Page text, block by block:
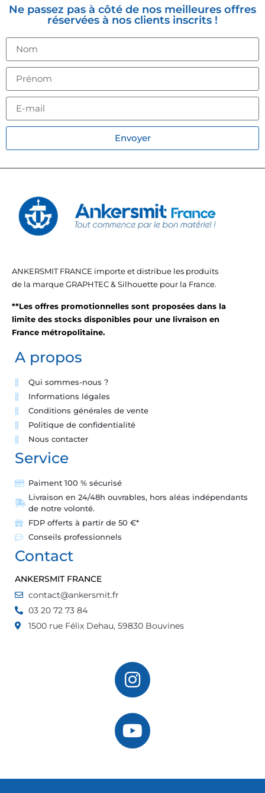
Ne passez pas à côté de nos meilleures offres
réservées à nos clients inscrits !
Envoyer
ANKERSMIT FRANCE importe et distribue les produits
de la marque GRAPHTEC & Silhouette pour la France.
**Les offres promotionnelles sont proposées dans la
limite des stocks disponibles pour une livraison en
France métropolitaine.
A propos
Qui sommes-nous ?
Informations légales
Conditions générales de vente
Politique de confidentialité
Nous contacter
Service
Paiment 100 % sécurisé
Livraison en 24/48h ouvrables, hors aléas indépendants
de notre volonté.
FDP offerts à partir de 50 €*
Conseils professionnels
Contact
ANKERSMIT FRANCE
contact@ankersmit.fr
03 20 72 73 84
1500 rue Félix Dehau, 59830 Bouvines